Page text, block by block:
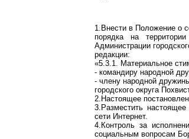
1.Внести в Положение о
порядка на
Администрации
редакции:
«5.3.1. Материальное
- командиру народной
- члену народной
городского округа
2.Настоящее
3.Разместить
сети Интернет.
4.Контроль за
социальным вопросам